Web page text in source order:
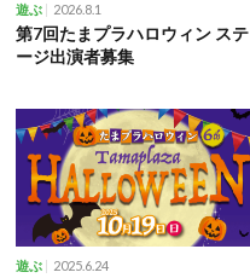
遊ぶ 2026.8.1
第7回たまプラハロウィン ステ
ージ出演者募集
遊ぶ 2025.6.24